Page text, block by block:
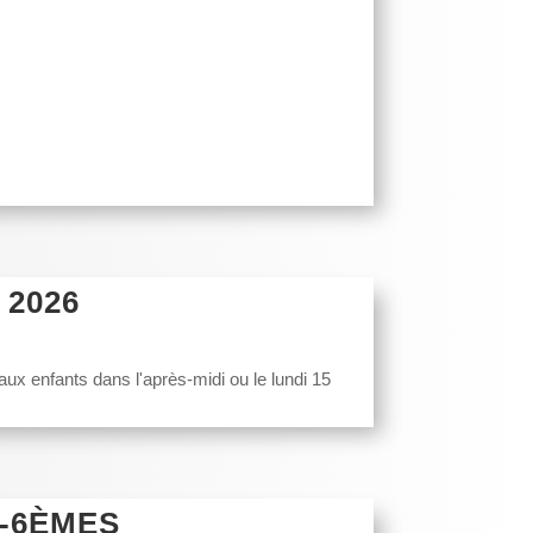
enfants dans l'après-midi ou le lundi 15